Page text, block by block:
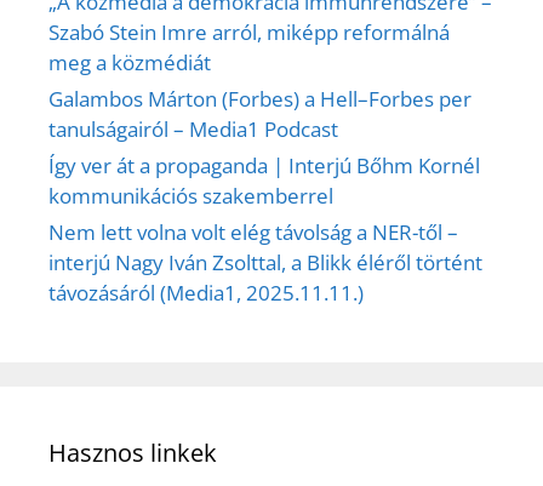
Szabó Stein Imre arról, miképp reformálná
meg a közmédiát
Galambos Márton (Forbes) a Hell–Forbes per
tanulságairól – Media1 Podcast
Így ver át a propaganda | Interjú Bőhm Kornél
kommunikációs szakemberrel
Nem lett volna volt elég távolság a NER-től –
interjú Nagy Iván Zsolttal, a Blikk éléről történt
távozásáról (Media1, 2025.11.11.)
Hasznos linkek